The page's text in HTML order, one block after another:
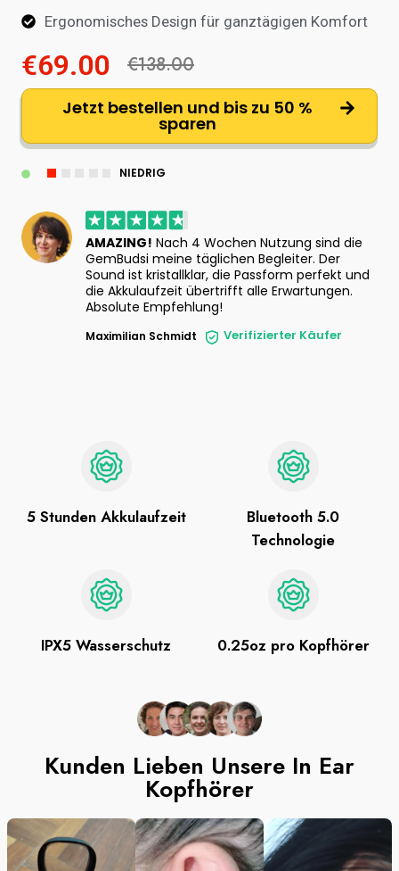
Ergonomisches Design für ganztägigen Komfort
€69.00 €138.00
Jetzt bestellen und bis zu 50 %
sparen
NIEDRIG
AMAZING! Nach 4 Wochen Nutzung sind die
GemBudsi meine täglichen Begleiter. Der
Sound ist kristallklar, die Passform perfekt und
die Akkulaufzeit übertrifft alle Erwartungen.
Absolute Empfehlung!
Maximilian Schmidt Verifizierter Käufer
5 Stunden Akkulaufzeit
Bluetooth 5.0
Technologie
IPX5 Wasserschutz 0.25oz pro Kopfhörer
Kunden Lieben Unsere In Ear
Kopfhörer